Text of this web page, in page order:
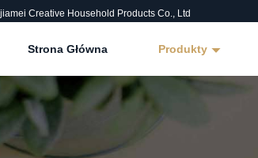
Creative Household Products Co., Ltd
Strona Główna Produkty